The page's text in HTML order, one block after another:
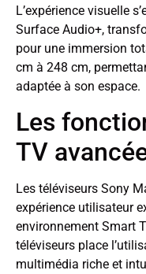
L’expérience visuelle
Surface Audio+,
pour une immersion
cm à 248 cm,
adaptée à son espace.
Les
TV
Les téléviseurs Sony
expérience utilisateur
environnement Smart
téléviseurs place
multimédia riche et